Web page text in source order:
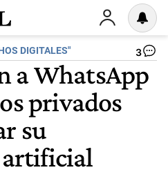
DIGITALES" 3
a WhatsApp
privados
su